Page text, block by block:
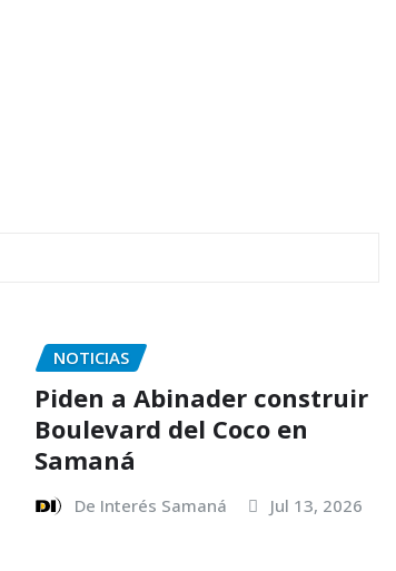
NOTICIAS
Piden a Abinader construir
Boulevard del Coco en
Samaná
De Interés Samaná Jul 13, 2026